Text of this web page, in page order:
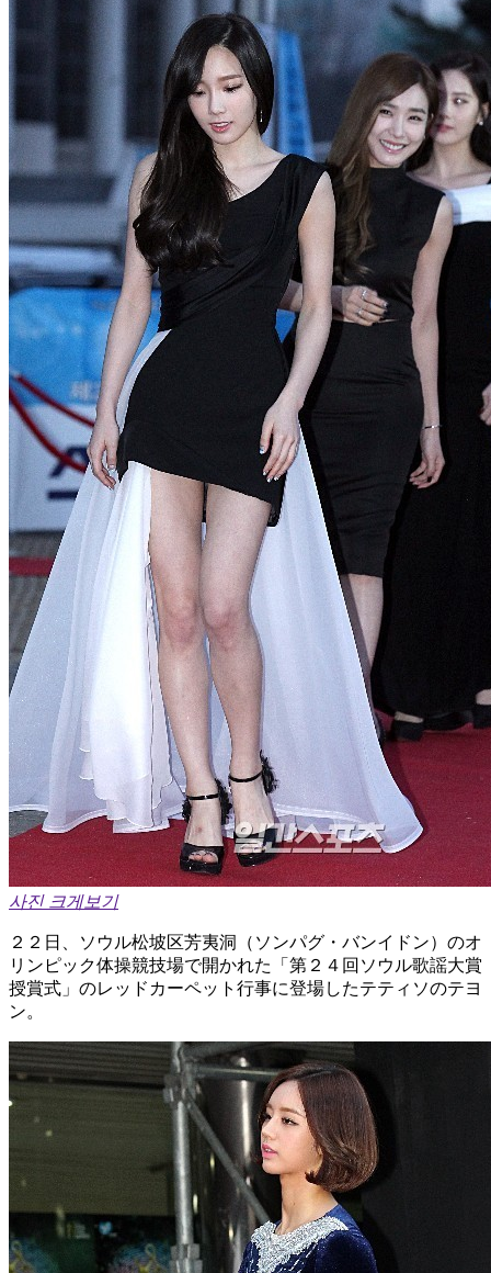
사진 크게보기
２２日、ソウル松坡区芳夷洞（ソンパグ・バンイドン）のオ
リンピック体操競技場で開かれた「第２４回ソウル歌謡大賞
授賞式」のレッドカーペット行事に登場したテティソのテヨ
ン。